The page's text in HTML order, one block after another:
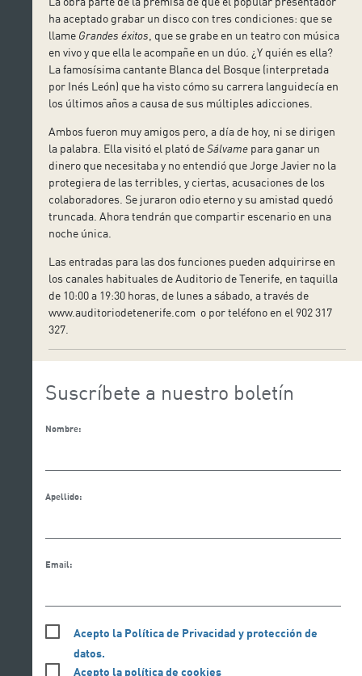
ha aceptado grabar un disco con tres condiciones: que se
llame Grandes éxitos , que se grabe en un teatro con música
en vivo y que ella le acompañe en un dúo. ¿Y quién es ella?
La famosísima cantante Blanca del Bosque (interpretada
por Inés León) que ha visto cómo su carrera languidecía en
los últimos años a causa de sus múltiples adicciones.
Ambos fueron muy amigos pero, a día de hoy, ni se dirigen
la palabra. Ella visitó el plató deSálvame para ganar un
dinero que necesitaba y no entendió que Jorge Javier no la
protegiera de las terribles, y ciertas, acusaciones de los
colaboradores. Se juraron odio eterno y su amistad quedó
truncada. Ahora tendrán que compartir escenario en una
noche única.
Las entradas para las dos funciones pueden adquirirse en
los canales habituales de Auditorio de Tenerife, en taquilla
de 10:00 a 19:30 horas, de lunes a sábado, a través de
www.auditoriodetenerife.com o por teléfono en el 902 317
327.
Suscríbete a nuestro boletín
Nombre:
Apellido:
Email:
Acepto la Política de Privacidad y protección de
datos.
Acepto la política de cookies